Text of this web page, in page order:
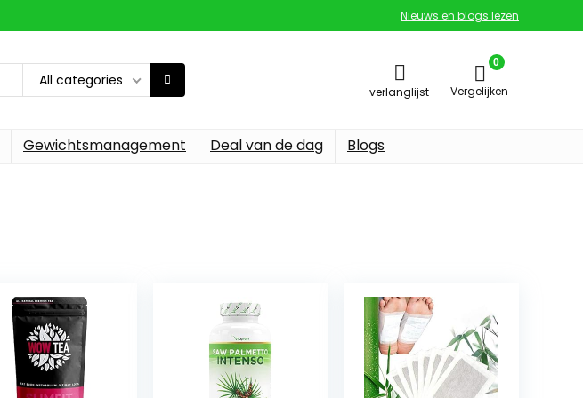
Nieuws en blogs lezen
All categories
verlanglijst
0
Vergelijken
Gewichtsmanagement Deal van de dag Blogs